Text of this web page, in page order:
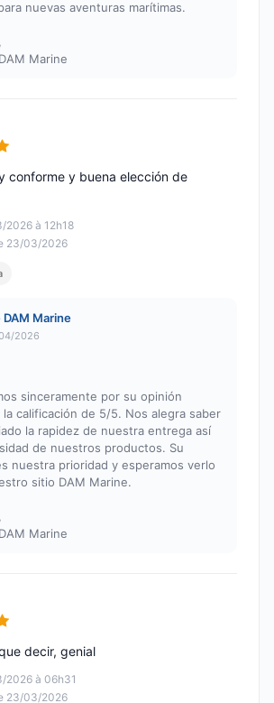
nuevas aventuras marítimas.
Marine
2026 à 12h18
23/03/2026
conforme y buena elección de
Marine
2026
sinceramente por su opinión
calificación de 5/5. Nos alegra saber
la rapidez de nuestra entrega así
de nuestros productos. Su
nuestra prioridad y esperamos verlo
sitio DAM Marine.
Marine
2026 à 06h31
23/03/2026
decir, genial